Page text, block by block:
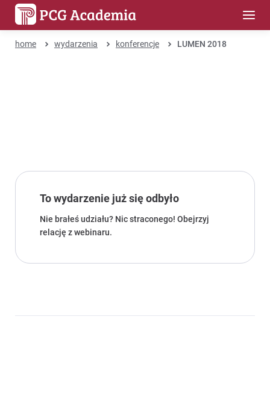
home wydarzenia konferencje LUMEN 2018
To wydarzenie już się odbyło
Nie brałeś udziału? Nic straconego! Obejrzyj
relację z webinaru.